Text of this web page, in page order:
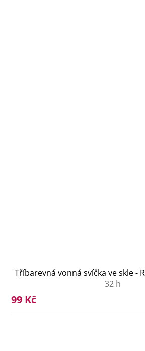
Tříbarevná vonná svíčka ve skle -
32 h
99 Kč